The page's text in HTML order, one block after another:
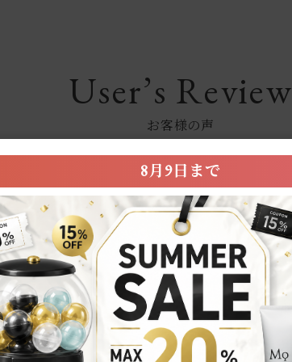
User’s Review
お客様の声
0.0
ュー件数：0件
★
★
4
★3
★1
レビューはありません。
8月9日まで